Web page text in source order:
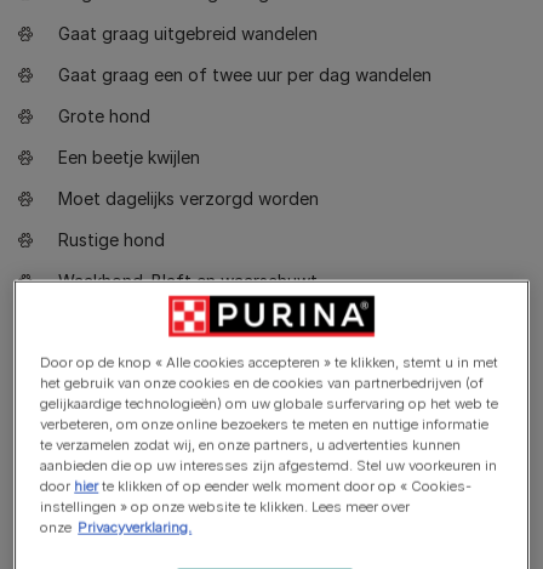
Gaat graag uitgebreid wandelen
Gaat graag een of twee uur per dag wandelen
Grote hond
Een beetje kwijlen
Moet dagelijks verzorgd worden
Rustige hond
Waakhond. Blaft en waarschuwt
Gaat goed samen met andere huisdieren
Door op de knop « Alle cookies accepteren » te klikken, stemt u in met
het gebruik van onze cookies en de cookies van partnerbedrijven (of
gelijkaardige technologieën) om uw globale surfervaring op het web te
verbeteren, om onze online bezoekers te meten en nuttige informatie
te verzamelen zodat wij, en onze partners, u advertenties kunnen
aanbieden die op uw interesses zijn afgestemd. Stel uw voorkeuren in
door hierte klikken of op eender welk moment door op « Cookies-
instellingen » op onze website te klikken. Lees meer over
onze Privacyverklaring.